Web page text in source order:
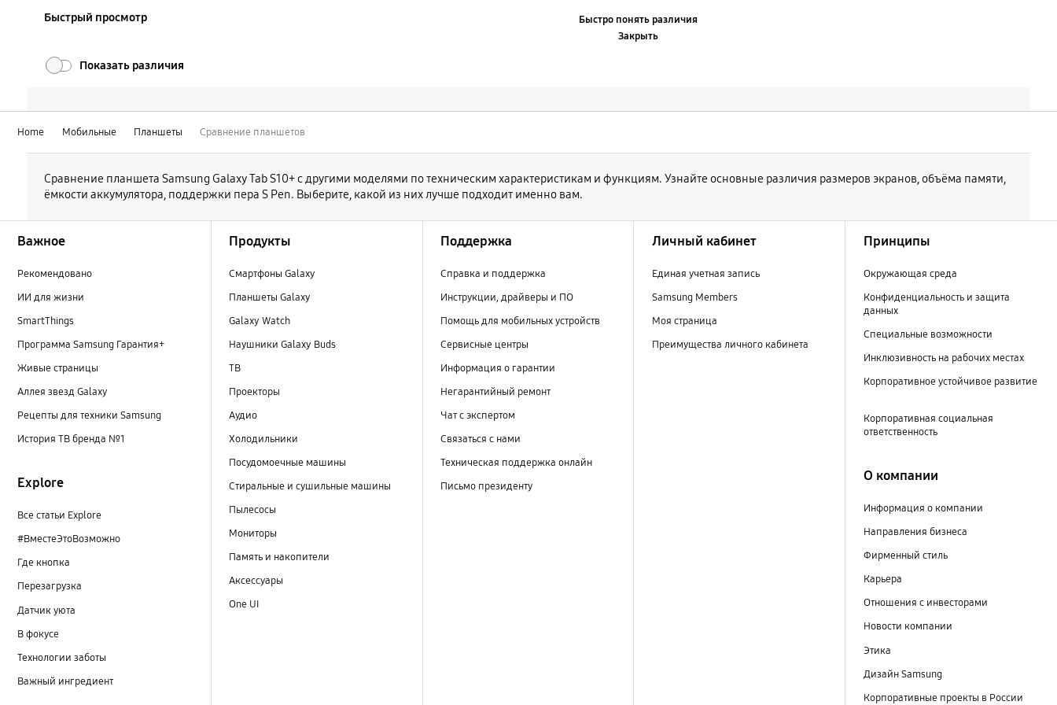
Быстрый просмотр
Быстро понять различия
Закрыть
Показать различия
Home Мобильные Планшеты Сравнение планшетов
Сравнение планшета Samsung Galaxy Tab S10+ с другими моделями по техническим характеристикам и функциям. Узнайте основные различия размеров экранов, объёма памяти,
ёмкости аккумулятора, поддержки пера S Pen. Выберите, какой из них лучше подходит именно вам.
Важное
Рекомендовано
ИИ для жизни
SmartThings
Программа Samsung Гарантия+
Живые страницы
Аллея звезд Galaxy
Рецепты для техники Samsung
История ТВ бренда №1
Explore
Все статьи Explore
#ВместеЭтоВозможно
Где кнопка
Перезагрузка
Датчик уюта
В фокусе
Технологии заботы
Важный ингредиент
Продукты
Смартфоны Galaxy
Планшеты Galaxy
Galaxy Watch
Наушники Galaxy Buds
ТВ
Проекторы
Аудио
Холодильники
Посудомоечные машины
Стиральные и сушильные машины
Пылесосы
Мониторы
Память и накопители
Аксессуары
One UI
Поддержка
Справка и поддержка
Инструкции, драйверы и ПО
Помощь для мобильных устройств
Сервисные центры
Информация о гарантии
Негарантийный ремонт
Чат с экспертом
Связаться с нами
Техническая поддержка онлайн
Письмо президенту
Личный кабинет
Единая учетная запись
Samsung Members
Моя страница
Преимущества личного кабинета
Принципы
Окружающая среда
Конфиденциальность и защита
данных
Специальные возможности
Инклюзивность на рабочих местах
Корпоративное устойчивое развитие
Корпоративная социальная
ответственность
О компании
Информация о компании
Направления бизнеса
Фирменный стиль
Карьера
Отношения с инвесторами
Новости компании
Этика
Дизайн Samsung
Корпоративные проекты в России